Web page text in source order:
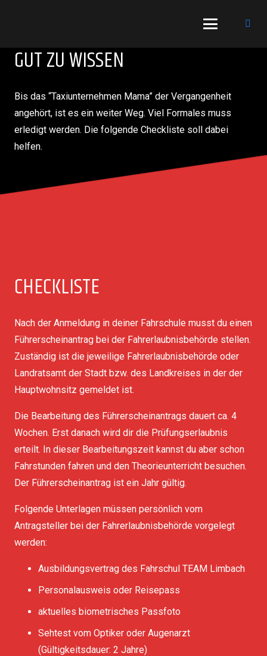
GUT ZU WISSEN
Bis das “Taxiunternehmen Mama” der Vergangenheit
angehört, ist es ein weiter Weg. Viel Formales muss
erledigt werden. Die folgende Checkliste soll dabei
helfen.
CHECKLISTE
Nach der Anmeldung in deiner Fahrschule musst du einen
Führerscheinantrag bei der Fahrerlaubnisbehörde stellen.
Zuständig ist die jeweilige Fahrerlaubnisbehörde oder
Landratsamt der Stadt bzw. des Landkreises in der der
Hauptwohnsitz gemeldet ist.
Die Bearbeitung des Führerscheinantrags dauert ca. 4
Wochen. Erst danach wird dir die Prüfungserlaubnis
erteilt. In dieser Bearbeitungszeit kannst du aber schon
Fahrstunden fahren und den Theorieunterricht besuchen.
Der Führerscheinantrag ist ein Jahr gültig.
Folgende Unterlagen müssen persönlich vom
Antragsteller bei der Fahrerlaubnisbehörde vorgelegt
werden:
Ausbildungsvertrag des Fahrschul TEAM Limbach
Personalausweis oder Reisepass
aktuelles biometrisches Passfoto
Sehtest vom Optiker oder Augenarzt
(Gültigkeitsdauer: 2 Jahre)